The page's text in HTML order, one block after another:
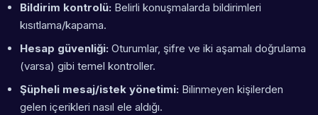
Bildirim kontrolü: Belirli konuşmalarda bildirimleri
kısıtlama/kapama.
Hesap güvenliği: Oturumlar, şifre ve iki aşamalı doğrulama
(varsa) gibi temel kontroller.
Şüpheli mesaj/istek yönetimi: Bilinmeyen kişilerden
gelen içerikleri nasıl ele aldığı.